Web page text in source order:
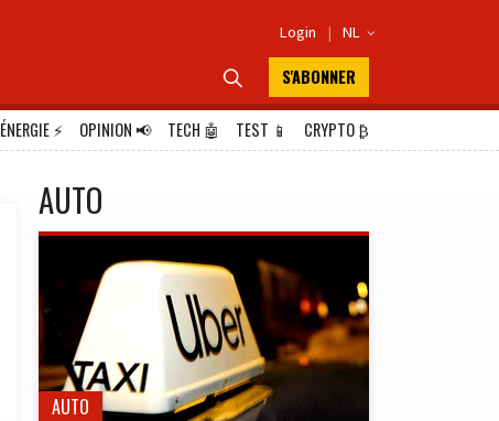
Login | NL 
 S'ABONNER
ÉNERGIE⚡ OPINION📢 TECH 🤖 TEST 📱 CRYPTO₿
AUTO
AUTO